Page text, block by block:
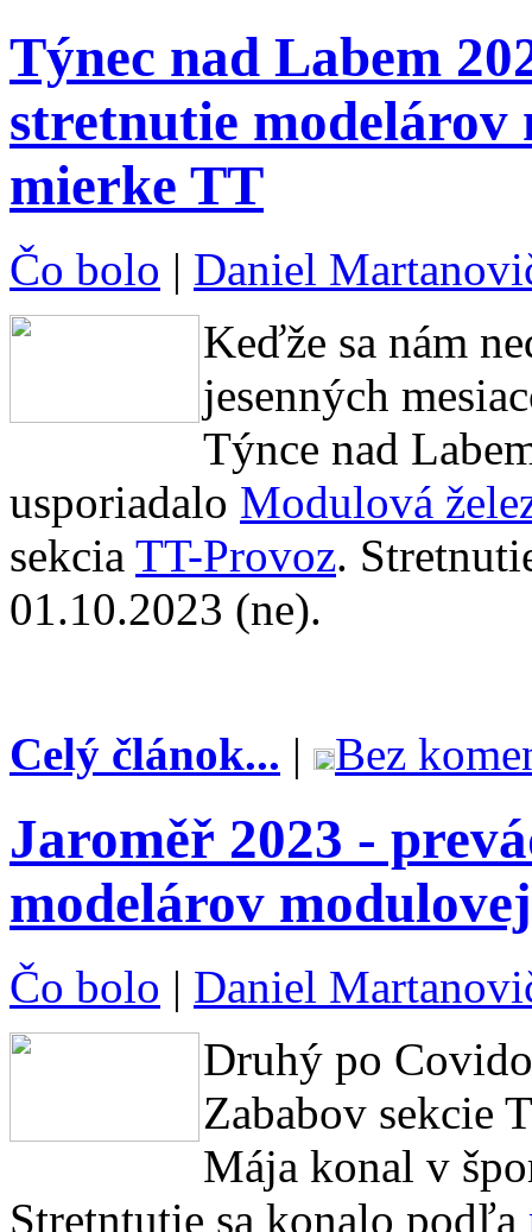
Týnec nad Labem
stretnutie modelárov
mierke TT
Čo bolo | Daniel
Keďže sa nám
jesenných
Týnce nad
usporiadalo Modulová
sekcia TT-Provoz.
01.10.2023 (ne).
Celý článok... | Bez
Jaroměř 2023 -
modelárov
Čo bolo | Daniel
Druhý po
Zababov sekcie
Mája konal v
Stretntutie sa konalo podľa